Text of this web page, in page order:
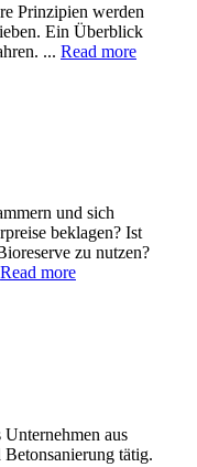
Prinzipien werden
Ein Überblick
... Read more
und sich
beklagen? Ist
zu nutzen?
Read more
aus
tätig.